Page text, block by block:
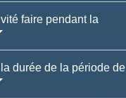
faire pendant la
durée de la période de